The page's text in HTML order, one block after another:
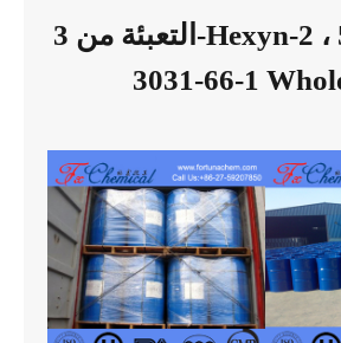
التعبئة من 3-Hexyn-2 ، 5-diol CAS
3031-66-1